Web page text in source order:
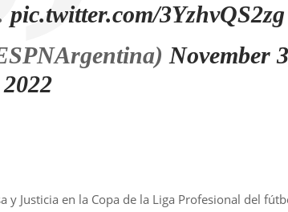
pic.twitter.com/3YzhvQS2zg
November
2022
y Justicia en la Copa de la Liga Profesional del